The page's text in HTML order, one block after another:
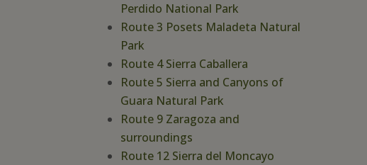
Perdido National Park
Route 3 Posets Maladeta Natural
Park
Route 4 Sierra Caballera
Route 5 Sierra and Canyons of
Guara Natural Park
Route 9 Zaragoza and
surroundings
Route 12 Sierra del Moncayo